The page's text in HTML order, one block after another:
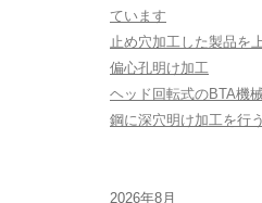
ています
止め穴加工した製品を
偏心孔明け加工
ヘッド回転式のBTA機
鋼に深穴明け加工を行う
2026年8月